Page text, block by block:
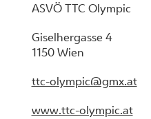
ASVÖ TTC Olympic
Giselhergasse 4
1150 Wien
ttc-olympic@gmx.at
www.ttc-olympic.at